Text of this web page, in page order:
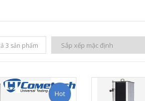
3 sản phẩm
Hot